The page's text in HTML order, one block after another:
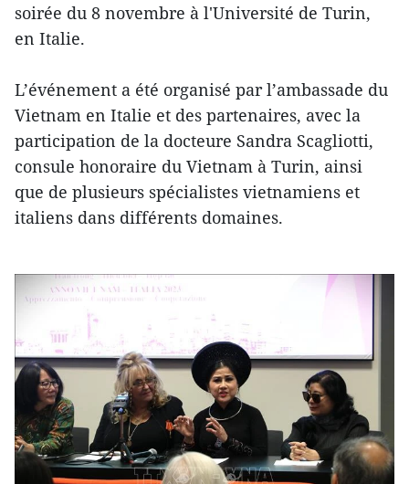
soirée du 8 novembre à l'Université de Turin,
en Italie.
L’événement a été organisé par l’ambassade du
Vietnam en Italie et des partenaires, avec la
participation de la docteure Sandra Scagliotti,
consule honoraire du Vietnam à Turin, ainsi
que de plusieurs spécialistes vietnamiens et
italiens dans différents domaines.